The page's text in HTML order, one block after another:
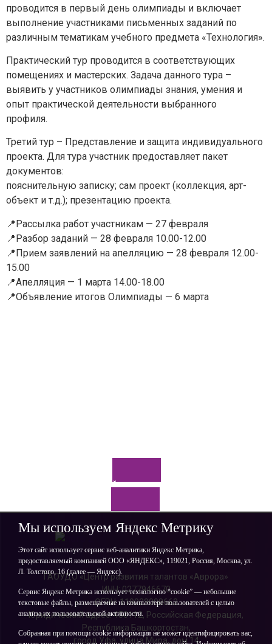
проводится в первый день олимпиады и включает
выполнение участниками письменных заданий по
различным тематикам учебного предмета «Технология».
Практический тур проводится в соответствующих
помещениях и мастерских. Задача данного тура –
выявить у участников олимпиады знания, умения и
опыт практической деятельности выбранного
профиля.
Третий тур – Представление и защита индивидуального
проекта. Для тура участник предоставляет пакет
документов:
пояснительную записку; сам проект (коллекция, арт-
объект и т.д.); презентацию проекта.
📍Рассылка работ участникам — 27 февраля
📍Разбор заданий — 28 февраля 10.00-12.00
📍Прием заявлений на апелляцию — 28 февраля 12.00-
15.00
📍Апелляция — 1 марта 14.00-18.00
📍Объявление итогов Олимпиады — 6 марта
Задайте нам вопрос
Мы используем Яндекс Метрику
Этот сайт использует сервис веб-аналитики Яндекс Метрика,
предоставляемый компанией ООО «ЯНДЕКС», 119021, Россия, Москва, ул.
Л. Толстого, 16 (далее — Яндекс).
Сервис Яндекс Метрика использует технологию “cookie” — небольшие
текстовые файлы, размещаемые на компьютере пользователей с целью
анализа их пользовательской активности.
Собранная при помощи cookie информация не может идентифицировать вас,
ГАОУДО «Центр развития талантов «Аврора»
ИНН: 0277946670
ОГРН: 119028008662
Юридический адрес: 450112, Российская Федерация,
Республика Башкортостан,
город Уфа, улица Мира, дом 14
Задайте нам вопрос
Для заполнения данной формы включите
Эл. почта*
Тема вопроса:*
Ваш вопрос*
Отправить
*Нажимая кнопку «Отправить», я соглашаюсь наобработку моих